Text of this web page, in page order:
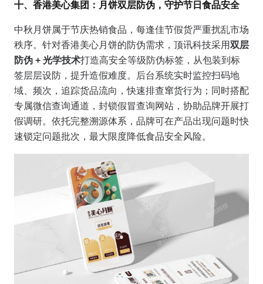
十、香港美心集团：月饼双层防伪，守护节日食品安全
中秋月饼属于节庆热销食品，每逢佳节假货严重扰乱市场
秩序。针对香港美心月饼的防伪需求，顶讯科技采用双层
防伪 + 光学技术打造高安全等级防伪标签，从包装到标
签层层设防，提升造假难度。后台系统实时监控扫码地
域、频次，追踪货品流向，快速排查窜货行为；同时搭配
专属微信查询通道，封锁假冒查询网站，协助品牌开展打
假调研。依托完整溯源体系，品牌可在产品出现问题时快
速锁定问题批次，最大限度降低食品安全风险。